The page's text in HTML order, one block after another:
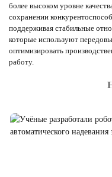
более высоком уровне
сохранении
поддерживая стабильные
которые используют
оптимизировать
работу.